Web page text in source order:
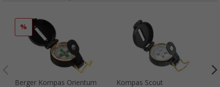
%
Berger Kompas Orientum Kompas Scout